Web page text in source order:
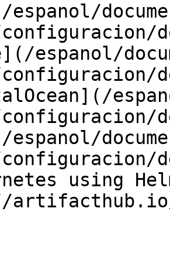
espanol/
espanol/
espanol/
using